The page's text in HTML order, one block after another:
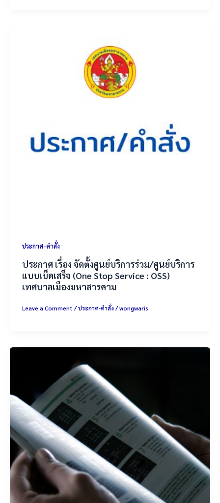
ประกาศ-คำสั่ง
ประกาศ เรื่อง จัดตั้งศูนย์บริการร่วม/ศูนย์บริการ
แบบเบ็ดเสร็จ (One Stop Service : OSS)
เทศบาลเมืองมหาสารคาม
Leave a Comment /ประกาศ-คำสั่ง /wongwaris